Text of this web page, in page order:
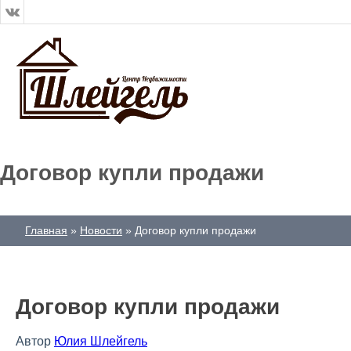
Договор купли продажи
Главная Новости Договор купли продажи
Договор купли продажи
Автор Юлия Шлейгель